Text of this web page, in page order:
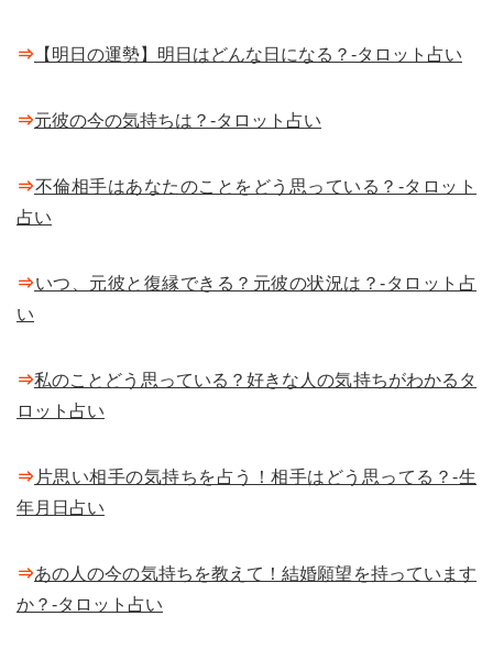
⇒ 【明日の運勢】明日はどんな日になる？-タロット占い
⇒元彼の今の気持ちは？-タロット占い
⇒不倫相手はあなたのことをどう思っている？-タロット
占い
⇒いつ、元彼と復縁できる？元彼の状況は？-タロット占
い
⇒私のことどう思っている？好きな人の気持ちがわかるタ
ロット占い
⇒ 片思い相手の気持ちを占う！相手はどう思ってる？-生
年月日占い
⇒あの人の今の気持ちを教えて！結婚願望を持っています
か？-タロット占い